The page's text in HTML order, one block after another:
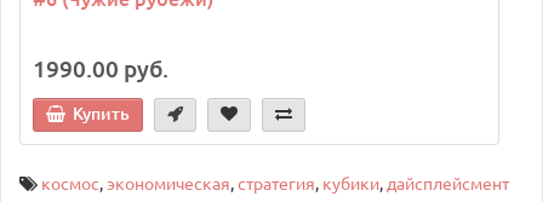
1990.00 руб.
Купить
космос, экономическая,стратегия, кубики, дайсплейсмент